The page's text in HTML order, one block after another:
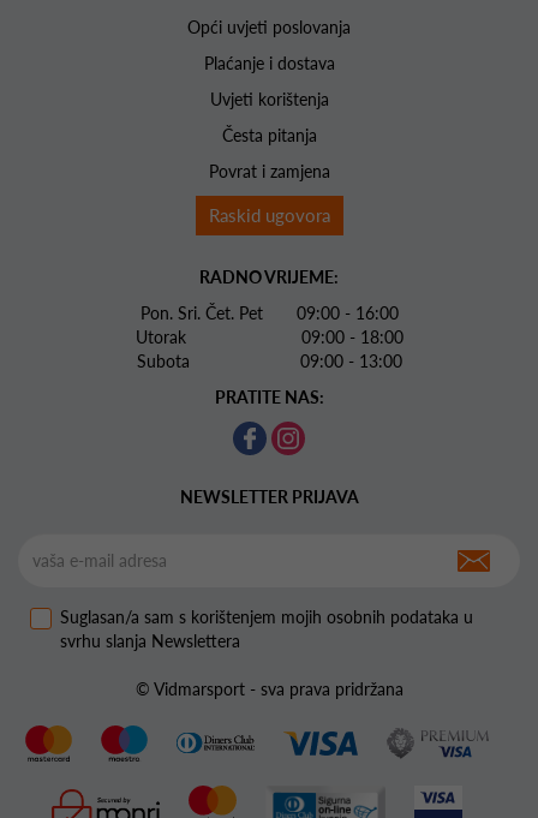
Opći uvjeti poslovanja
Plaćanje i dostava
Uvjeti korištenja
Česta pitanja
Povrat i zamjena
Raskid ugovora
RADNO VRIJEME:
Pon. Sri. Čet. Pet 09:00 - 16:00
Utorak 09:00 - 18:00
Subota 09:00 - 13:00
PRATITE NAS:
NEWSLETTER PRIJAVA
Suglasan/a sam s korištenjem mojih osobnih podataka u
svrhu slanja Newslettera
© Vidmarsport - sva prava pridržana